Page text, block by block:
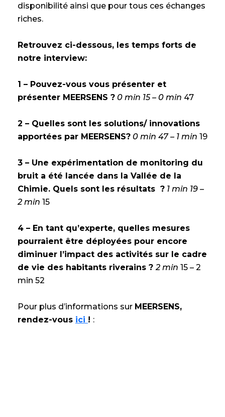
disponibilité ainsi que pour tous ces échanges
riches.
Retrouvez ci-dessous, les temps forts de
notre interview:
1 – Pouvez-vous vous présenter et
présenter MEERSENS ? 0 min 15 – 0 min 47
2 – Quelles sont les solutions/ innovations
apportées par MEERSENS? 0 min 47 – 1 min 19
3 – Une expérimentation de monitoring du
bruit a été lancée dans la Vallée de la
Chimie. Quels sont les résultats ? 1 min 19 –
2 min 15
4 – En tant qu’experte, quelles mesures
pourraient être déployées pour encore
diminuer l’impact des activités sur le cadre
de vie des habitants riverains ? 2 min 15 – 2
min 52
Pour plus d’informations sur MEERSENS,
rendez-vous ici ! :